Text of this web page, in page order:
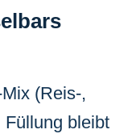
(Reis-,
Füllung bleibt